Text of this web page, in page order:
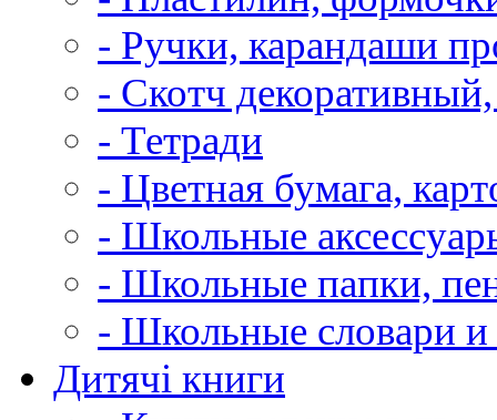
- Ручки, карандаши
- Скотч
- Тетради
- Цветная бумага,
- Школьные
- Школьные папки,
- Школьные словари и
Дитячі книги